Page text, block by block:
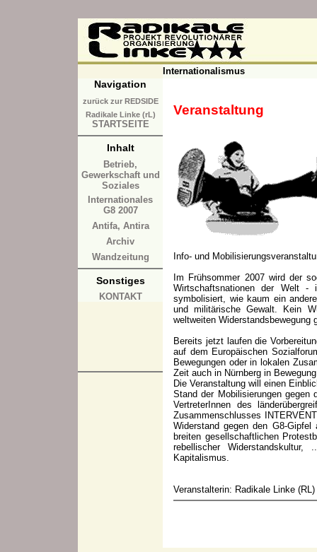
Internationalismus
Navigation
zurück zur REDSIDE
Radikale Linke (rL)
STARTSEITE
Inhalt
Betrieb,
Gewerkschaft und
Soziales
Internationales
G8 2007
Antifa, Antira
Archiv
Wandzeitung
Sonstiges
KONTAKT
Veranstaltung
Info- und
Im Frühsommer 2007 wird der
Wirtschaftsnationen der Welt -
symbolisiert, wie kaum ein
und militärische Gewalt. Kein
weltweiten
Bereits jetzt laufen die
auf dem Europäischen
Bewegungen oder in lokalen
Zeit auch in Nürnberg in
Die Veranstaltung will einen
Stand der Mobilisierungen gegen
VertreterInnen des
Zusammenschlusses
Widerstand gegen den G8-
breiten gesellschaftlichen
rebellischer
Kapitalismus.
Veranstalterin: Radikale Linke (RL)